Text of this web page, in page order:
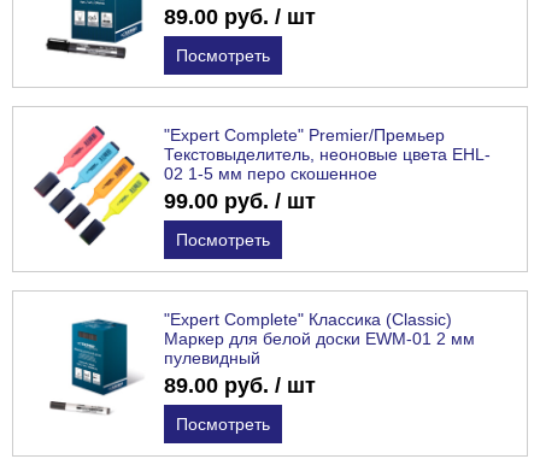
89.00 руб. / шт
Посмотреть
"Expert Complete" Premier/Премьер
Текстовыделитель, неоновые цвета EHL-
02 1-5 мм перо скошенное
99.00 руб. / шт
Посмотреть
"Expert Complete" Классика (Classic)
Маркер для белой доски EWM-01 2 мм
пулевидный
89.00 руб. / шт
Посмотреть